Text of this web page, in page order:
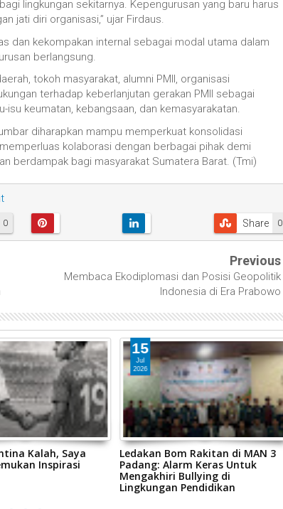
lingkungan sekitarnya. Kepengurusan yang baru harus
jati diri organisasi,” ujar Firdaus.
dan kekompakan internal sebagai modal utama dalam
berlangsung.
tokoh masyarakat, alumni PMII, organisasi
terhadap keberlanjutan gerakan PMII sebagai
keumatan, kebangsaan, dan kemasyarakatan.
diharapkan mampu memperkuat konsolidasi
kolaborasi dengan berbagai pihak demi
berdampak bagi masyarakat Sumatera Barat. (Tmi)
0 0
Share
Previous
Membaca Ekodiplomasi dan Posisi Geopolitik
Indonesia di Era Prabowo
Kalah, Saya
Inspirasi
15
Jul
2026
Ledakan Bom Rakitan di MAN 3
Padang: Alarm Keras Untuk
Mengakhiri Bullying di
Lingkungan Pendidikan